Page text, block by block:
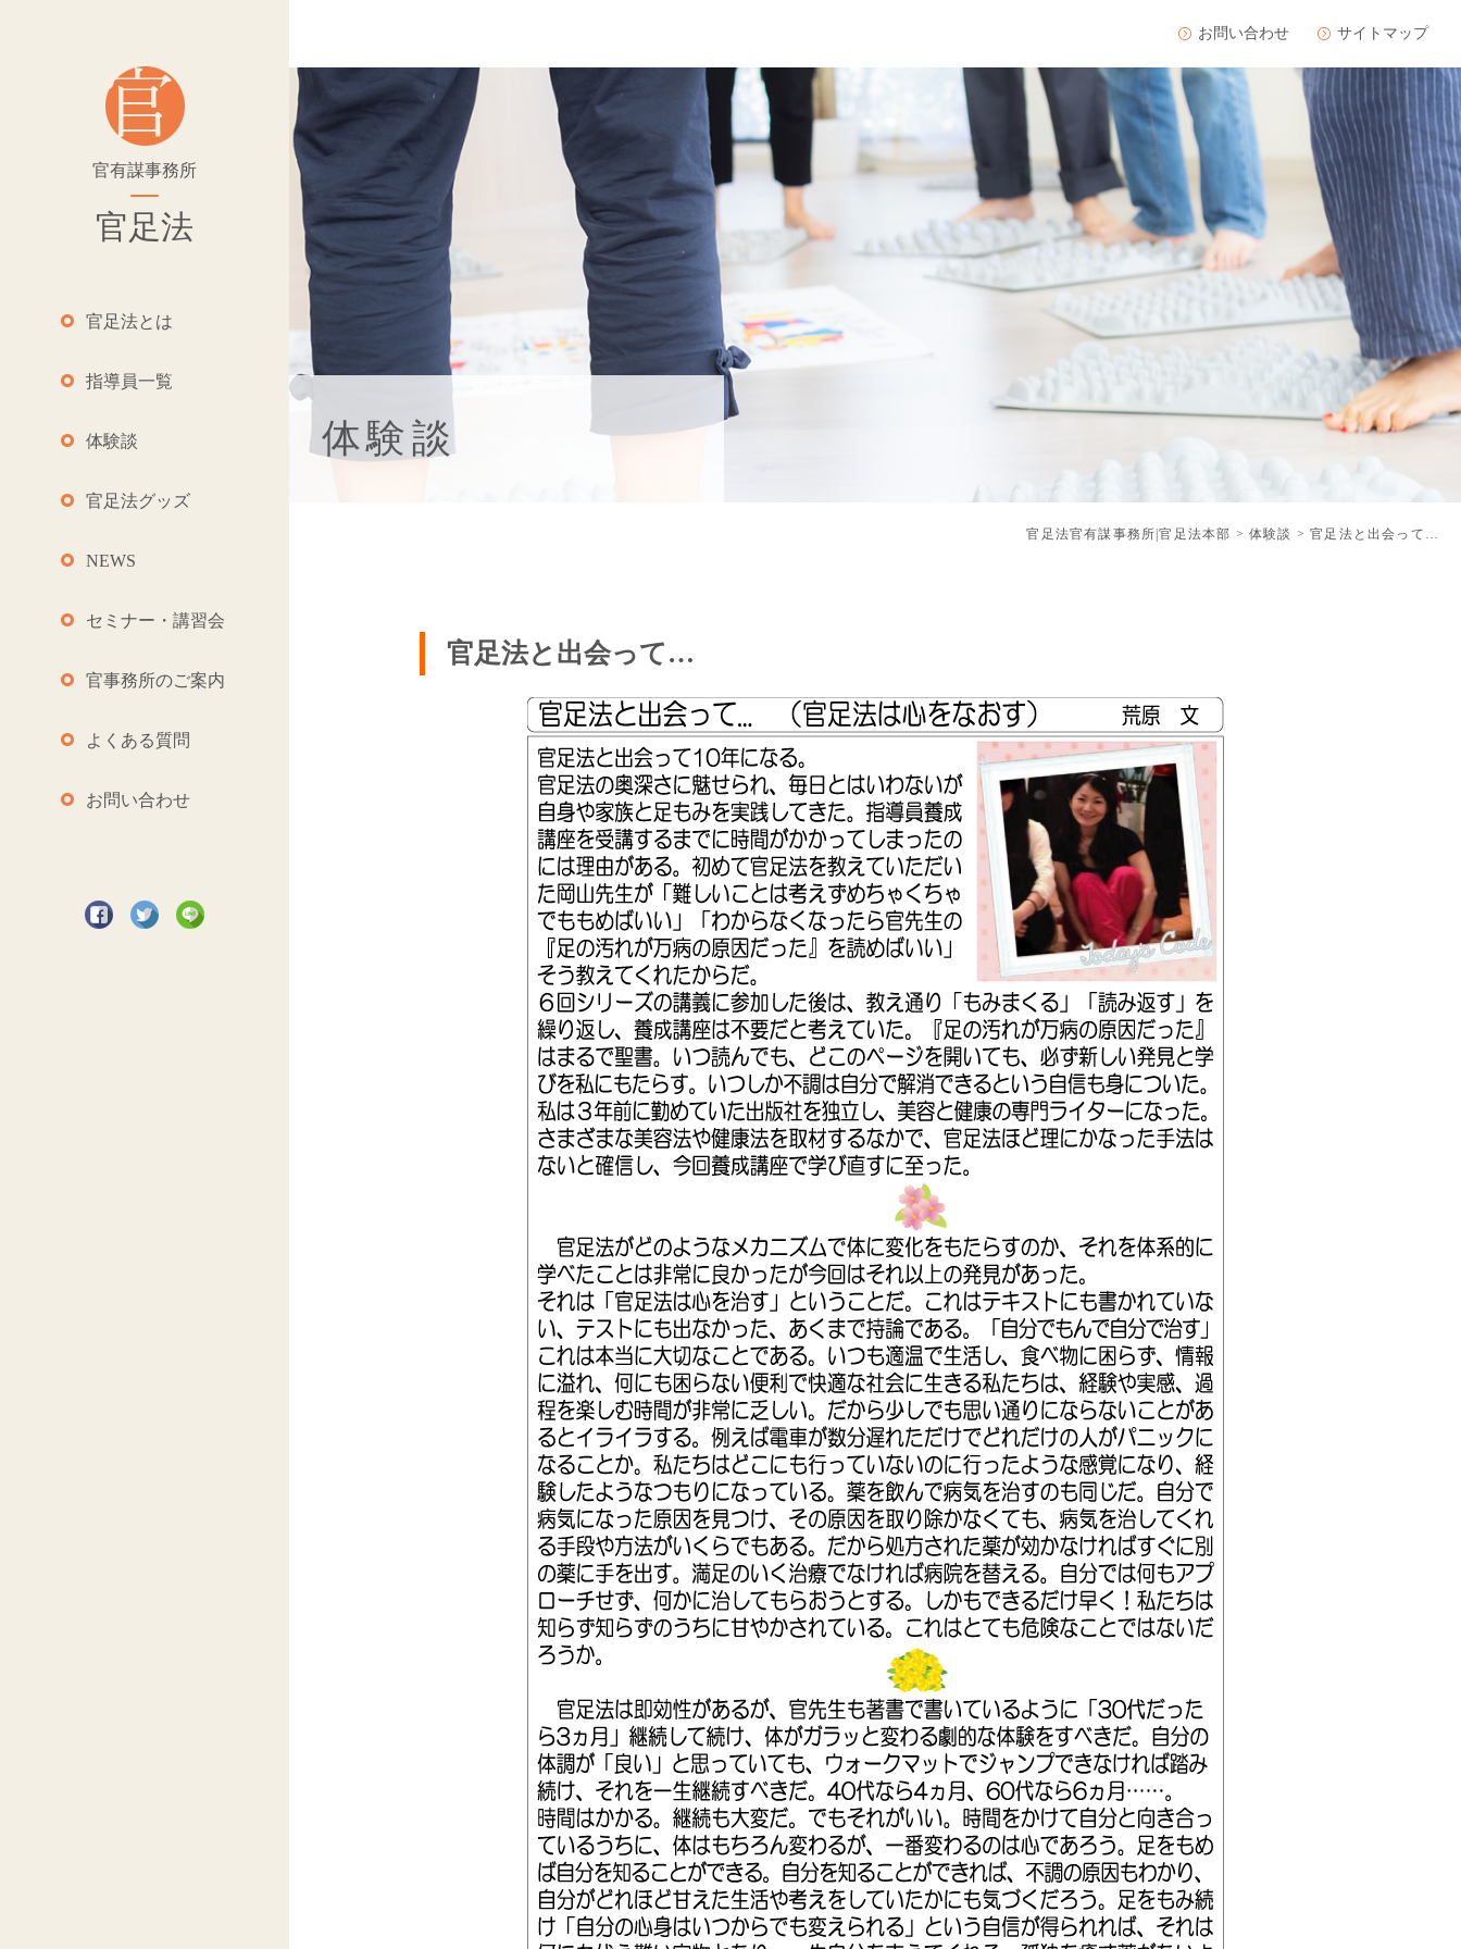
官有謀事務所
官足法
官足法とは
指導員一覧
体験談
官足法グッズ
NEWS
セミナー・講習会
官事務所のご案内
よくある質問
お問い合わせ
お問い合わせ サイトマップ
体験談
官足法官有謀事務所|官足法本部 > 体験談 >官足法と出会って…
官足法と出会って…